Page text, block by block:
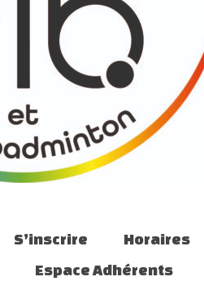
S’inscrire Horaires
Espace Adhérents